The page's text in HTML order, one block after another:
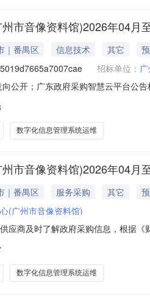
市音像资料馆)2026年04月
｜番禺区 信息技术 其它
招标单位：
公开；广东政府采购智慧云平台公
）等有关规定，现将本单位2026年
数字化信息管理系统运维
市音像资料馆)2026年04月
｜番禺区 服务采购 其它
(广州市音像资料馆)
应商及时了解政府采购信息，根据
年运维服务方案编制项目标的数
数字化信息管理系统运维